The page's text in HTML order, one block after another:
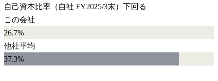
自己資本比率 （自社 FY2025/3末） 下回る
この会社
26.7%
他社平均
37.3%